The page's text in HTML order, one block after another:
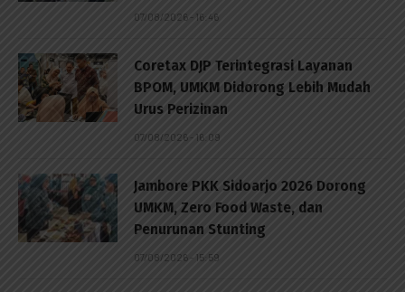
07/08/2026 - 16:46
Coretax DJP Terintegrasi Layanan
BPOM, UMKM Didorong Lebih Mudah
Urus Perizinan
07/08/2026 - 16:09
Jambore PKK Sidoarjo 2026 Dorong
UMKM, Zero Food Waste, dan
Penurunan Stunting
07/08/2026 - 15:59